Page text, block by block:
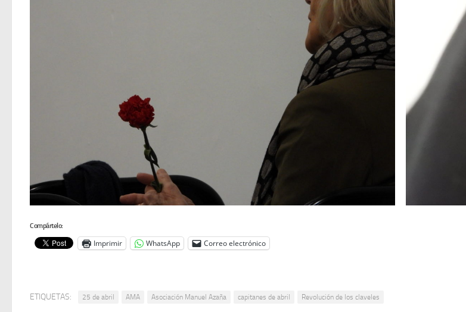
Compártelo:
Imprimir WhatsApp Correo electrónico
ETIQUETAS: 25 de abril AMA Asociación Manuel Azaña capitanes de abril Revolución de los claveles